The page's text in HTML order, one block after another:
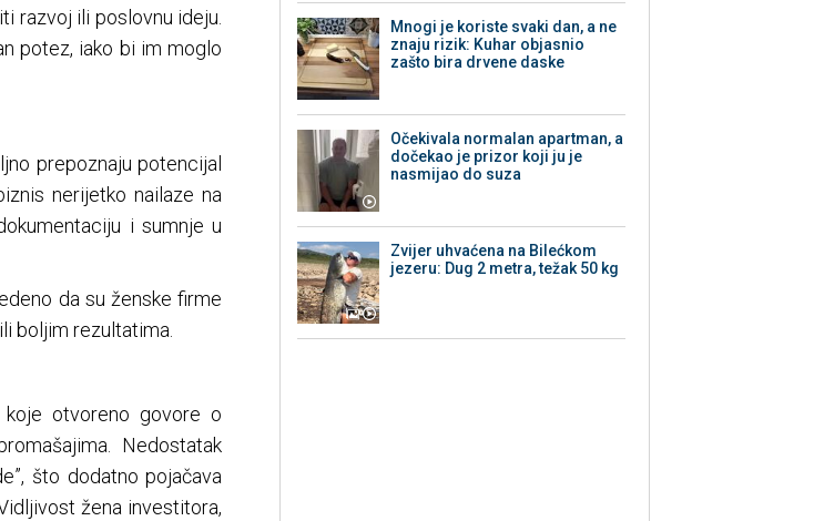
razvoj ili poslovnu ideju.
potez, iako bi im moglo
prepoznaju potencijal
nerijetko nailaze na
i sumnje u
da su ženske firme
boljim rezultatima.
otvoreno govore o
Nedostatak
što dodatno pojačava
žena investitora,
Mnogi je koriste svaki dan, a ne
znaju rizik: Kuhar objasnio
zašto bira drvene daske
Očekivala normalan apartman, a
dočekao je prizor koji ju je
nasmijao do suza
Zvijer uhvaćena na Bilećkom
jezeru: Dug 2 metra, težak 50 kg